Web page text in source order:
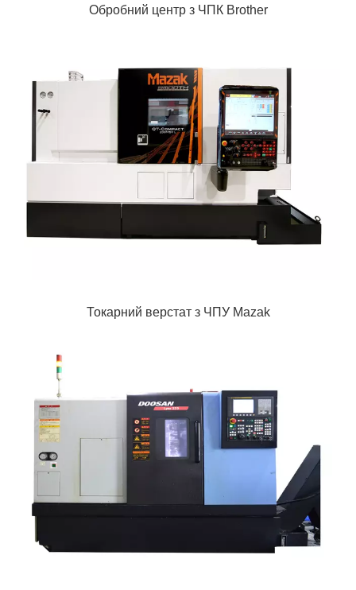
Обробний центр з ЧПК Brother
Токарний верстат з ЧПУ Mazak